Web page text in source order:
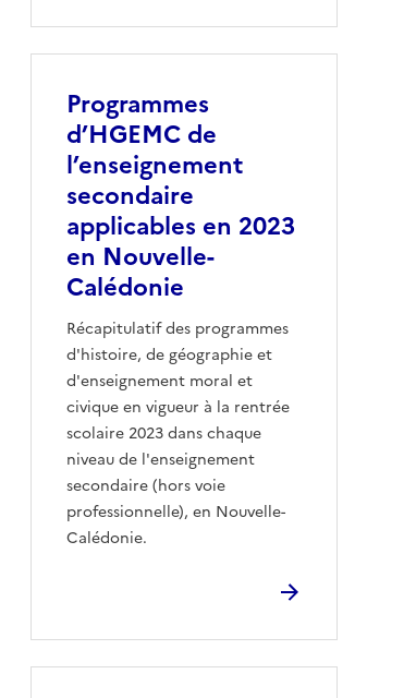
Programmes
d’HGEMC de
l’enseignement
secondaire
applicables en 2023
en Nouvelle-
Calédonie
Récapitulatif des programmes
d'histoire, de géographie et
d'enseignement moral et
civique en vigueur à la rentrée
scolaire 2023 dans chaque
niveau de l'enseignement
secondaire (hors voie
professionnelle), en Nouvelle-
Calédonie.